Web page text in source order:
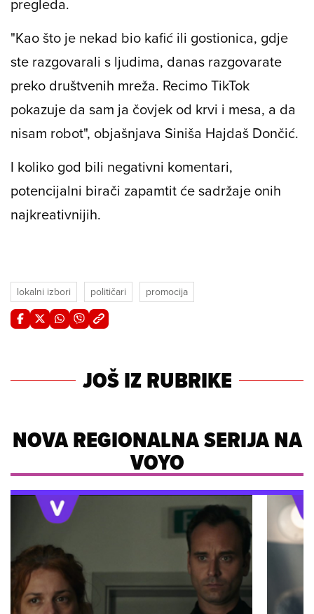
"Kao što je nekad bio kafić ili gostionica, gdje
ste razgovarali s ljudima, danas razgovarate
preko društvenih mreža. Recimo TikTok
pokazuje da sam ja čovjek od krvi i mesa, a da
nisam robot", objašnjava Siniša Hajdaš Dončić.
I koliko god bili negativni komentari,
potencijalni birači zapamtit će sadržaje onih
najkreativnijih.
lokalni izbori političari promocija
JOŠ IZ RUBRIKE
NOVA REGIONALNA SERIJA NA
VOYO